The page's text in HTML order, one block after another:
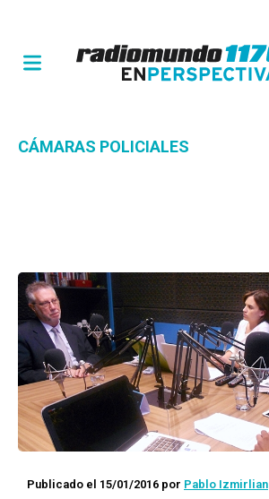
CÁMARAS POLICIALES
Publicado el 15/01/2016 por Pablo Izmirlian